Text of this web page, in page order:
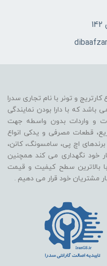
کارتریج و تونر با نام تجاری سدرا
باشد که با دارا بودن نمایندگی
و واردات بدون واسطه جهت
قطعات مصرفی و یدکی انواع
تنوع بیش از 2000 کالا از برندهای اچ پی، سامسونگ، کانن،
خود نگهداری می کند همچنین
با بالاترین سطح کیفیت و قیمت
مشتریان خود قرار می دهیم .